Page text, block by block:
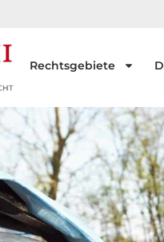
Rechtsgebiete